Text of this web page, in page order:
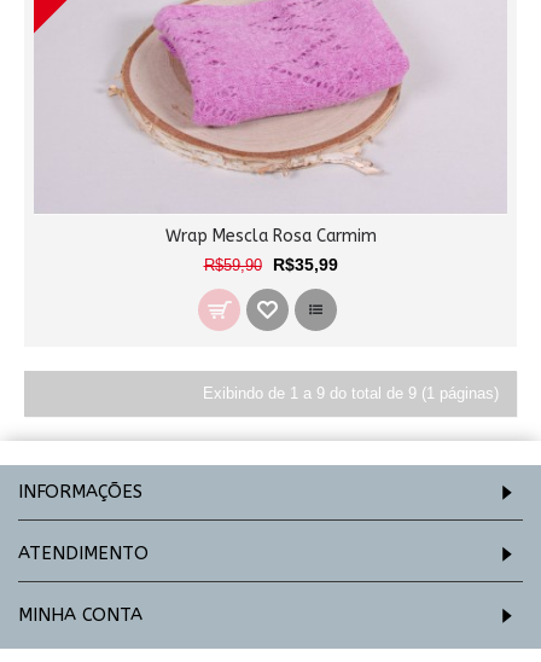
Wrap Mescla Rosa Carmim
R$59,90 R$35,99
Exibindo de 1 a 9 do total de 9 (1 páginas)
INFORMAÇÕES
ATENDIMENTO
MINHA CONTA